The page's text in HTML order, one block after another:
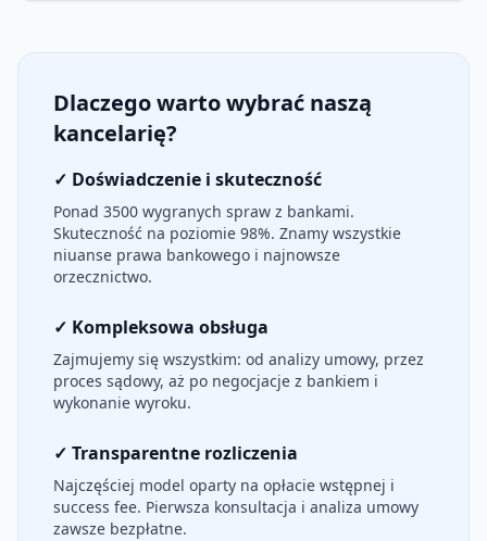
Dlaczego warto wybrać naszą
kancelarię?
✓ Doświadczenie i skuteczność
Ponad 3500 wygranych spraw z bankami.
Skuteczność na poziomie 98%. Znamy wszystkie
niuanse prawa bankowego i najnowsze
orzecznictwo.
✓ Kompleksowa obsługa
Zajmujemy się wszystkim: od analizy umowy, przez
proces sądowy, aż po negocjacje z bankiem i
wykonanie wyroku.
✓ Transparentne rozliczenia
Najczęściej model oparty na opłacie wstępnej i
success fee. Pierwsza konsultacja i analiza umowy
zawsze bezpłatne.